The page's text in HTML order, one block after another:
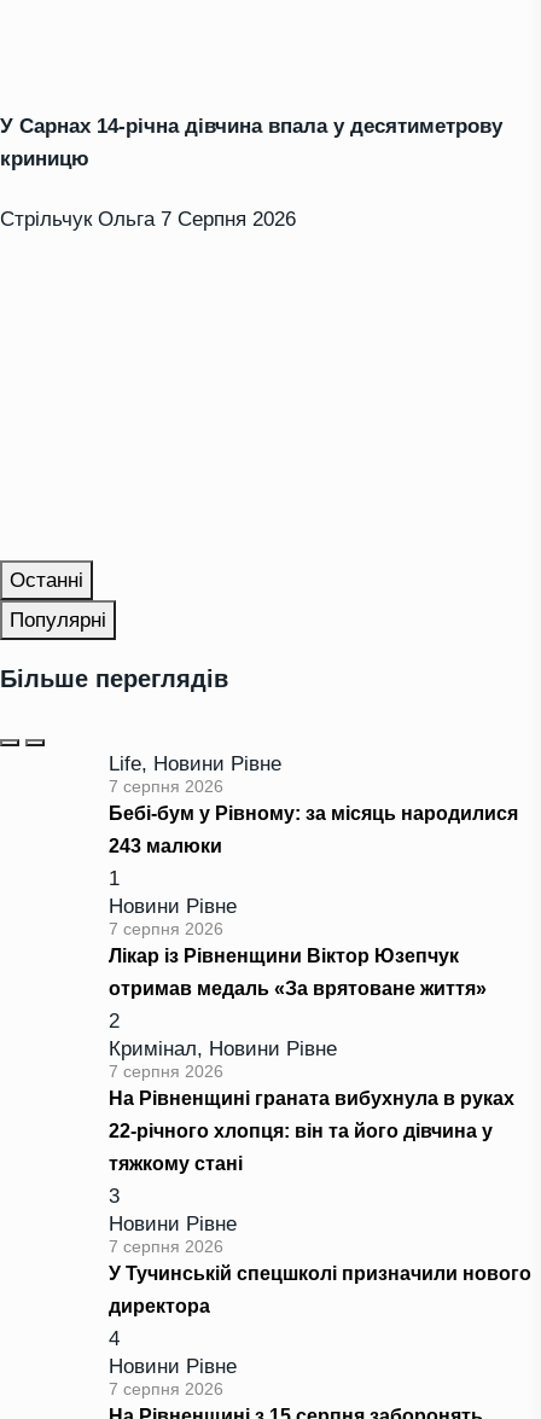
У Сарнах 14-річна дівчина впала у десятиметрову
криницю
Стрільчук Ольга 7 Серпня 2026
Останні
Популярні
Більше переглядів
Life, Новини Рівне
7 серпня 2026
Бебі-бум у Рівному: за місяць народилися
243 малюки
1
Новини Рівне
7 серпня 2026
Лікар із Рівненщини Віктор Юзепчук
отримав медаль «За врятоване життя»
2
Кримінал, Новини Рівне
7 серпня 2026
На Рівненщині граната вибухнула в руках
22-річного хлопця: він та його дівчина у
тяжкому стані
3
Новини Рівне
7 серпня 2026
У Тучинській спецшколі призначили нового
директора
4
Новини Рівне
7 серпня 2026